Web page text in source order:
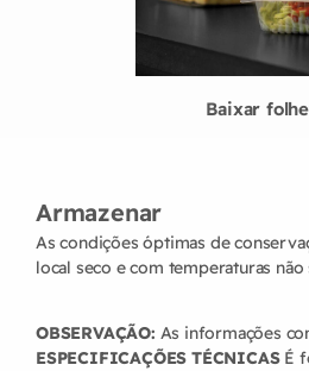
Baixar
Armazenar
As condições óptimas de
local seco e com temperaturas
OBSERVAÇÃO: As informações
ESPECIFICAÇÕES TÉCNICASÉ